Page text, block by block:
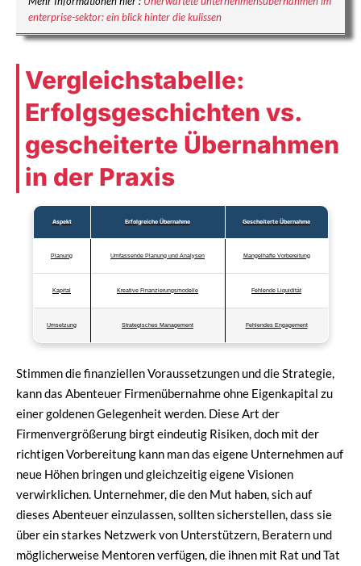
enterprise-sektor: ein blick hinter die kulissen
Vergleichstabelle:
Erfolgsgeschichten vs.
gescheiterte Übernahmen
in der Praxis
Aspekt Erfolgreiche Übernahme Gescheiterte Übernahme
Planung Umfassende Planung und Analysen Mangelhafte Vorbereitung
Kapital Kreative Finanzierungsmodelle Fehlende Liquidität
Umsetzung Strategisches Management Fehlendes Engagement
Stimmen die finanziellen Voraussetzungen und die Strategie,
kann das Abenteuer Firmenübernahme ohne Eigenkapital zu
einer goldenen Gelegenheit werden. Diese Art der
Firmenvergrößerung birgt eindeutig Risiken, doch mit der
richtigen Vorbereitung kann man das eigene Unternehmen auf
neue Höhen bringen und gleichzeitig eigene Visionen
verwirklichen. Unternehmer, die den Mut haben, sich auf
dieses Abenteuer einzulassen, sollten sicherstellen, dass sie
über ein starkes Netzwerk von Unterstützern, Beratern und
möglicherweise Mentoren verfügen, die ihnen mit Rat und Tat